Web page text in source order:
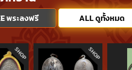
พระลงฟรี
ALL ดูทั้งหมด